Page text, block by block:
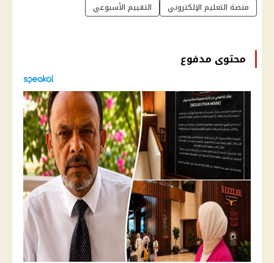
منصة التعليم الإلكتروني
التقييم الأسبوعي
محتوى مدفوع